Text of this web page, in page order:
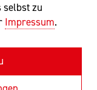
selbst zu
Impressum.
nach BibuG